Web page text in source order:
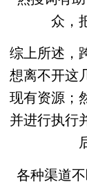
众，
综上所述，
想离不开这
现有资源；
并进行执行
各种渠道